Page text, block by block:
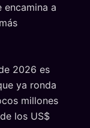
encamina a
2026 es
ya ronda
millones
los US$